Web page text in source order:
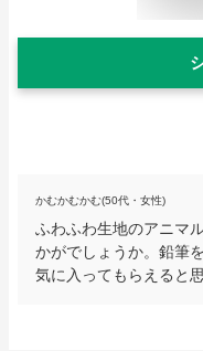
かむかむかむ(50代・女性)
ふわふわ生地のアニマ
かがでしょうか。鉛筆
気に入ってもらえると思